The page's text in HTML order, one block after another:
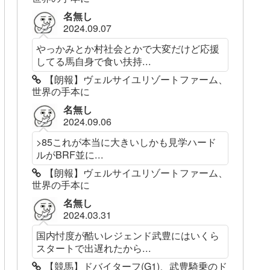
名無し
2024.09.07
やっかみとか村社会とかで大変だけど応援
してる馬自身で食い扶持...
【朗報】ヴェルサイユリゾートファーム、
世界の手本に
名無し
2024.09.06
>85これが本当に大きいしかも見学ハード
ルがBRF並に...
【朗報】ヴェルサイユリゾートファーム、
世界の手本に
名無し
2024.03.31
国内忖度が酷いレジェンド武豊にはいくら
スタートで出遅れたから...
【競馬】ドバイターフ(G1)、武豊騎乗のド